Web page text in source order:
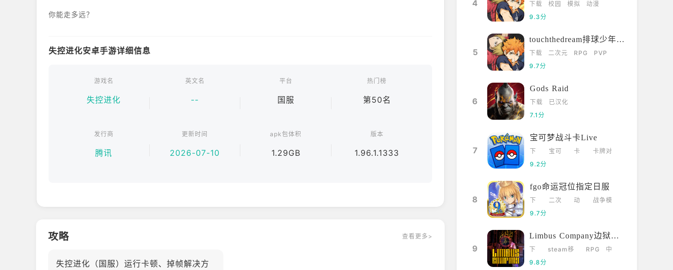
你能走多远？
失控进化安卓手游详细信息
游戏名
失控进化
英文名
--
平台
国服
热门榜
第50名
发行商
腾讯
更新时间
2026-07-10
apk包体积
1.29GB
版本
1.96.1.1333
攻略 查看更多>
失控进化（国服）运行卡顿、掉帧解决方
4 下载 校园 模拟
动漫
9.3分
5
touchthedream排球少年日服
下载 二次元 RPG
PVP
9.7分
6
Gods Raid
下载
已汉化
7.1分
7
宝可梦战斗卡Live
下
载
宝可
卡
卡牌对
9.2分
8
fgo命运冠位指定日服
下
载
二次
动
战争模
9.7分
9
Limbus Company边狱巴士
下
载
steam移
RPG
中
9.8分